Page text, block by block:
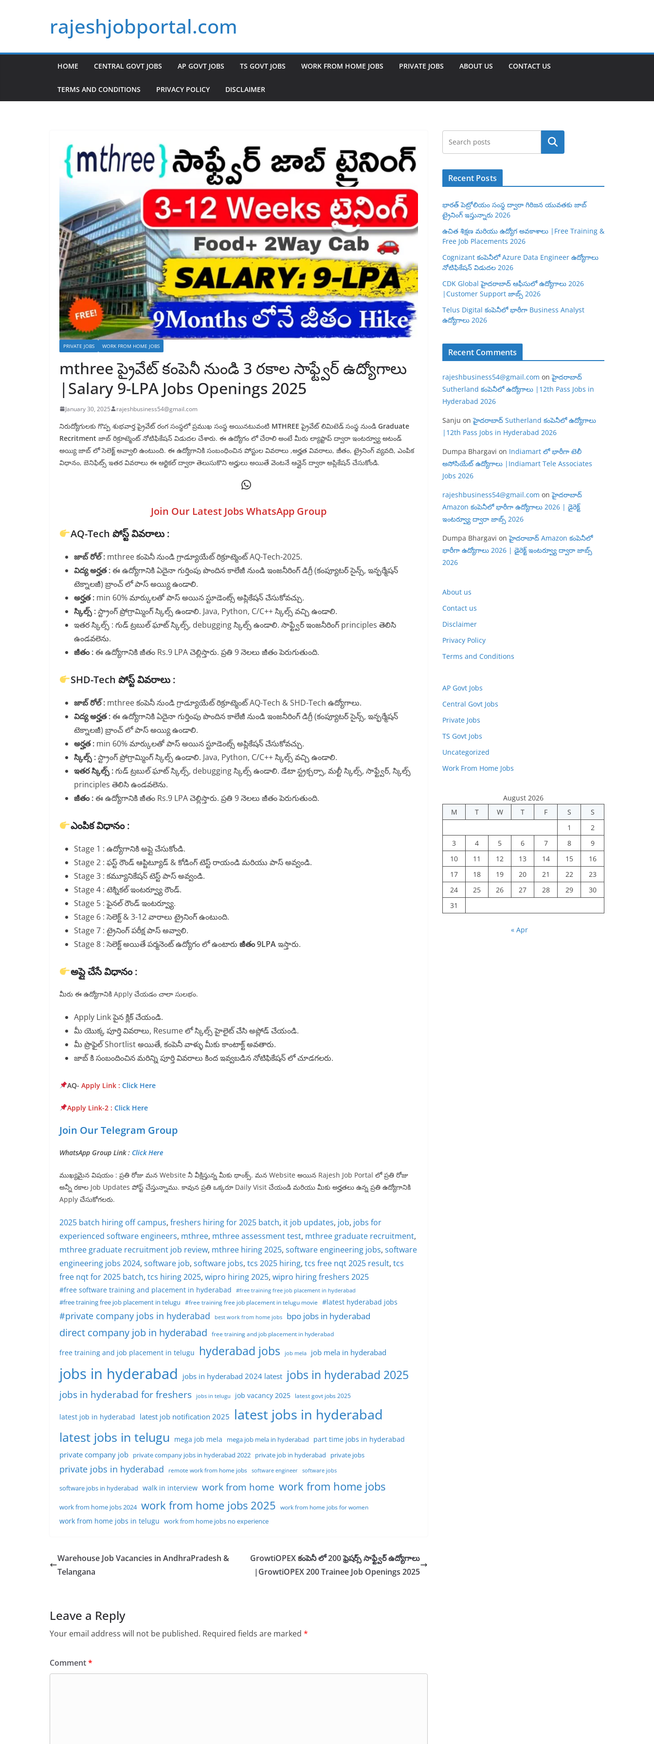
rajeshjobportal.com
HOME CENTRAL GOVT JOBS AP GOVT JOBS TS GOVT JOBS WORK FROM HOME JOBS PRIVATE JOBS ABOUT US CONTACT US
TERMS AND CONDITIONS PRIVACY POLICY DISCLAIMER
PRIVATE JOBS WORK FROM HOME JOBS
mthree ప్రైవేట్ కంపెనీ నుండి 3 రకాల సాఫ్ట్వేర్ ఉద్యోగాలు
|Salary 9-LPA Jobs Openings 2025
January 30, 2025 rajeshbusiness54@gmail.com
నిరుద్యోగులకు గొప్ప శుభవార్త ప్రైవేట్ రంగ సంస్థలో ప్రముఖ సంస్థ అయినటువంటి MTHREE ప్రైవేట్ లిమిటెడ్ సంస్థ నుండి Graduate
Recritment జాబ్ రిక్రూట్మెంట్ నోటిఫికేషన్ విడుదల చేశారు. ఈ ఉద్యోగం లో చేరాలి అంటే మీరు ల్యాప్టాప్ ద్వారా ఇంటర్వ్యూ అటండ్
అయ్యి జాబ్ లో సెలెక్ట్ అవ్వాలి ఉంటుంది. ఈ ఉద్యోగానికి సంబంధించిన పోస్టుల వివరాలు ,అర్హత వివరాలు, జీతం, ట్రైనింగ్ వ్యవది, ఎంపిక
విధానం, బెనిఫిట్స్ ఇతర వివరాలు ఈ ఆర్టికల్ ద్వారా తెలుసుకొని అర్హులు అయితే వెంటనే ఆన్లైన్ ద్వారా అప్లికేషన్ చేసుకోండి.
WhatsApp
Join Our Latest Jobs WhatsApp Group
AQ-Tech పోస్ట్ వివరాలు :
జాబ్ రోల్ : mthree కంపెనీ నుండి గ్రాడ్యూయేట్ రిక్రూట్మెంట్ AQ-Tech-2025.
విద్య అర్హత :ఈ ఉద్యోగానికి ఏదైనా గుర్తింపు పొందిన కాలేజీ నుండి ఇంజనీరింగ్ డిగ్రీ (కంప్యూటర్ సైన్స్, ఇన్ఫర్మేషన్
టెక్నాలజీ) బ్రాంచ్ లో పాస్ అయ్యి ఉండాలి.
అర్హత : min 60% మార్కులతో పాస్ అయిన స్టూడెంట్స్ అప్లికేషన్ చేసుకోవచ్చు.
స్కిల్స్ :స్ట్రాంగ్ ప్రోగ్రామ్మింగ్ స్కిల్స్ ఉండాలి. Java, Python, C/C++ స్కిల్స్ వచ్చి ఉండాలి.
ఇతర స్కిల్స్ : గుడ్ ట్రబుల్ ఘాట్ స్కిల్స్, debugging స్కిల్స్ ఉండాలి. సాఫ్ట్వేర్ ఇంజనీరింగ్ principles తెలిసి
ఉండవలెను.
జీతం :ఈ ఉద్యోగానికి జీతం Rs.9 LPA చెల్లిస్తారు. ప్రతి 9 నెలలు జీతం పెరుగుతుంది.
SHD-Tech పోస్ట్ వివరాలు :
జాబ్ రోల్ : mthree కంపెనీ నుండి గ్రాడ్యూయేట్ రిక్రూట్మెంట్ AQ-Tech & SHD-Tech ఉద్యోగాలు.
విద్య అర్హత :ఈ ఉద్యోగానికి ఏదైనా గుర్తింపు పొందిన కాలేజీ నుండి ఇంజనీరింగ్ డిగ్రీ (కంప్యూటర్ సైన్స్, ఇన్ఫర్మేషన్
టెక్నాలజీ) బ్రాంచ్ లో పాస్ అయ్యి ఉండాలి.
అర్హత : min 60% మార్కులతో పాస్ అయిన స్టూడెంట్స్ అప్లికేషన్ చేసుకోవచ్చు.
స్కిల్స్ :స్ట్రాంగ్ ప్రోగ్రామ్మింగ్ స్కిల్స్ ఉండాలి. Java, Python, C/C++ స్కిల్స్ వచ్చి ఉండాలి.
ఇతర స్కిల్స్ :గుడ్ ట్రబుల్ ఘాట్ స్కిల్స్, debugging స్కిల్స్ ఉండాలి. డేటా స్ట్రక్చర్సా, మల్టీ స్కిల్స్, సాఫ్ట్వేర్, స్కిల్స్
principles తెలిసి ఉండవలెను.
జీతం :ఈ ఉద్యోగానికి జీతం Rs.9 LPA చెల్లిస్తారు. ప్రతి 9 నెలలు జీతం పెరుగుతుంది.
ఎంపిక విధానం :
Stage 1 : ఉద్యోగానికి అప్లై చేసుకోండి.
Stage 2 : ఫస్ట్ రౌండ్ ఆప్టిట్యూడ్ & కోడింగ్ టెస్ట్ రాయండి మరియు పాస్ అవ్వండి.
Stage 3 : కమ్యూనికేషన్ టెస్ట్ పాస్ అవ్వండి.
Stage 4 : టెక్నికల్ ఇంటర్వ్యూ రౌండ్.
Stage 5 : ఫైనల్ రౌండ్ ఇంటర్వ్యూ.
Stage 6 : సెలెక్ట్ & 3-12 వారాలు ట్రైనింగ్ ఉంటుంది.
Stage 7 : ట్రైనింగ్ పరీక్ష పాస్ అవ్వాలి.
Stage 8 : సెలెక్ట్ అయితే పర్మనెంట్ ఉద్యోగం లో ఉంటారు జీతం 9LPAఇస్తారు.
అప్లై చేసే విధానం :
మీరు ఈ ఉద్యోగానికి Apply చేయడం చాలా సులభం.
Apply Link పైన క్లిక్ చేయండి.
మీ యొక్క పూర్తి వివరాలు, Resume లో స్కిల్స్ హైలైట్ చేసి అప్లోడ్ చేయండి.
మీ ప్రొఫైల్ Shortlist అయితే, కంపెనీ వాళ్ళు మీకు కాంటాక్ట్ అవతారు.
జాబ్ కి సంబందించిన మరిన్ని పూర్తి వివరాలు కింద ఇవ్వబడిన నోటిఫికేషన్ లో చూడగలరు.
AQ- Apply Link : Click Here
Apply Link-2: Click Here
Join Our Telegram Group
WhatsApp Group Link : Click Here
ముఖ్యమైన విషయం : ప్రతి రోజు మన Website నీ వీక్షిస్తున్న మీకు థాంక్స్. మన Website అయిన Rajesh Job Portal లో ప్రతి రోజు
అన్నీ రకాల Job Updates పోస్ట్ చేస్తున్నాము. కావున ప్రతి ఒక్కరూ Daily Visit చేయండి మరియు మీకు అర్హతలు ఉన్న ప్రతి ఉద్యోగానికి
Apply చేసుకోగలరు.
2025 batch hiring off campus, freshers hiring for 2025 batch, it job updates, job, jobs for
experienced software engineers, mthree, mthree assessment test, mthree graduate recruitment
mthree graduate recruitment job review, mthree hiring 2025, software engineering jobs, software
engineering jobs 2024, software job, software jobs, tcs 2025 hiring, tcs free nqt 2025 result, tcs
free nqt for 2025 batch, tcs hiring 2025, wipro hiring 2025, wipro hiring freshers 2025
#free software training and placement in hyderabad #free training free job placement in hyderabad
#free training free job placement in telugu #free training free job placement in telugu movie #latest hyderabad jobs
#private company jobs in hyderabad best work from home jobs bpo jobs in hyderabad
direct company job in hyderabad free training and job placement in hyderabad
free training and job placement in telugu hyderabad jobs job mela job mela in hyderabad
jobs in hyderabad jobs in hyderabad 2024 latest jobs in hyderabad 2025
jobs in hyderabad for freshers jobs in telugu job vacancy 2025 latest govt jobs 2025
latest job in hyderabad latest job notification 2025 latest jobs in hyderabad
latest jobs in telugu mega job mela mega job mela in hyderabad part time jobs in hyderabad
private company job private company jobs in hyderabad 2022 private job in hyderabad private jobs
private jobs in hyderabad remote work from home jobs software engineer software jobs
software jobs in hyderabad walk in interview work from home work from home jobs
work from home jobs 2024 work from home jobs 2025 work from home jobs for women
work from home jobs in telugu work from home jobs no experience
Warehouse Job Vacancies in AndhraPradesh &
Telangana
GrowtiOPEX కంపెనీ లో 200 ఫ్రెషర్స్ సాఫ్ట్వేర్ ఉద్యోగాలు
|GrowtiOPEX 200 Trainee Job Openings 2025
Leave a Reply
Your email address will not be published. Required fields are marked *
Comment*
Search
Recent Posts
భారత్ పెట్రోలియం సంస్థ ద్వారా గిరిజన యువతకు జాబ్
ట్రైనింగ్ ఇస్తున్నారు 2026
ఉచిత శిక్షణ మరియు ఉద్యోగ అవకాశాలు |Free Training &
Free Job Placements 2026
Cognizant కంపెనీలో Azure Data Engineer ఉద్యోగాలు
నోటిఫికేషన్ విడుదల 2026
CDK Global హైదరాబాద్ ఆఫీసులో ఉద్యోగాలు 2026
|Customer Support జాబ్స్ 2026
Telus Digital కంపెనీలో భారీగా Business Analyst
ఉద్యోగాలు 2026
Recent Comments
rajeshbusiness54@gmail.com onహైదరాబాద్
Sutherland కంపెనీలో ఉద్యోగాలు |12th Pass Jobs in
Hyderabad 2026
Sanju onహైదరాబాద్ Sutherland కంపెనీలో ఉద్యోగాలు
|12th Pass Jobs in Hyderabad 2026
Dumpa Bhargavi on Indiamart లో భారీగా టెలీ
అసోసియేట్ ఉద్యోగాలు |Indiamart Tele Associates
Jobs 2026
rajeshbusiness54@gmail.com onహైదరాబాద్
Amazon కంపెనీలో భారీగా ఉద్యోగాలు 2026 | డైరెక్ట్
ఇంటర్వ్యూ ద్వారా జాబ్స్ 2026
Dumpa Bhargavi onహైదరాబాద్ Amazon కంపెనీలో
భారీగా ఉద్యోగాలు 2026 | డైరెక్ట్ ఇంటర్వ్యూ ద్వారా జాబ్స్
2026
About us
Contact us
Disclaimer
Privacy Policy
Terms and Conditions
AP Govt Jobs
Central Govt Jobs
Private Jobs
TS Govt Jobs
Uncategorized
Work From Home Jobs
August 2026
M
T W T F S
S
1
2
3
4 5 6 7 8
9
10
11 12 13 14 15
16
17
18 19 20 21 22
23
24
25 26 27 28 29
30
31
« Apr